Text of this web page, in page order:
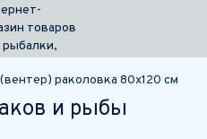
раколовка 80х120 см
и рыбы